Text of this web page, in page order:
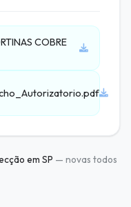
COBRE
em SP — novas todos